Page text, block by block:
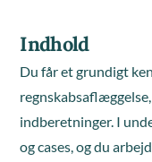
Indhold
Du får et grundigt
indberetninger. I
og cases, og du